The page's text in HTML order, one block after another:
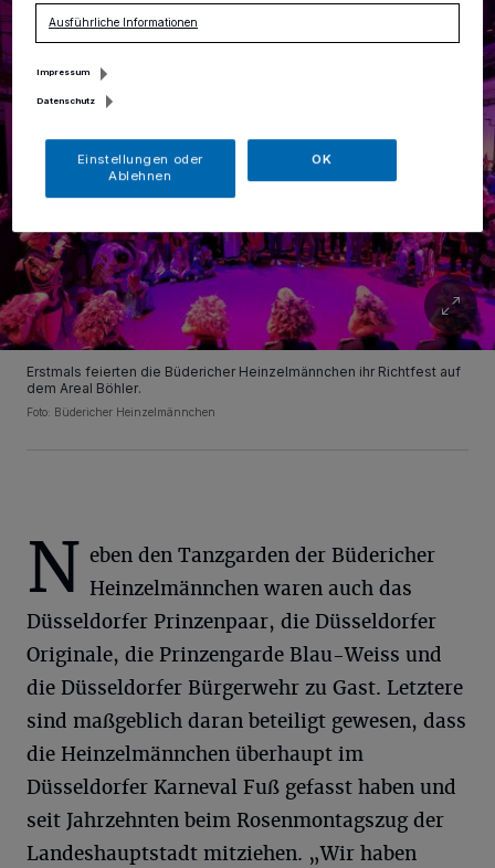
Erstmals feierten die Büdericher Heinzelmännchen ihr Richtfest auf
dem Areal Böhler.
Foto: Büdericher Heinzelmännchen
N eben den Tanzgarden der Büdericher
Heinzelmännchen waren auch das
Düsseldorfer Prinzenpaar, die Düsseldorfer
Originale, die Prinzengarde Blau-Weiss und
die Düsseldorfer Bürgerwehr zu Gast. Letztere
sind maßgeblich daran beteiligt gewesen, dass
die Heinzelmännchen überhaupt im
Düsseldorfer Karneval Fuß gefasst haben und
seit Jahrzehnten beim Rosenmontagszug der
Landeshauptstadt mitziehen. „Wir haben
Ausführliche Informationen
Impressum
Datenschutz
Einstellungen oder
Ablehnen
OK